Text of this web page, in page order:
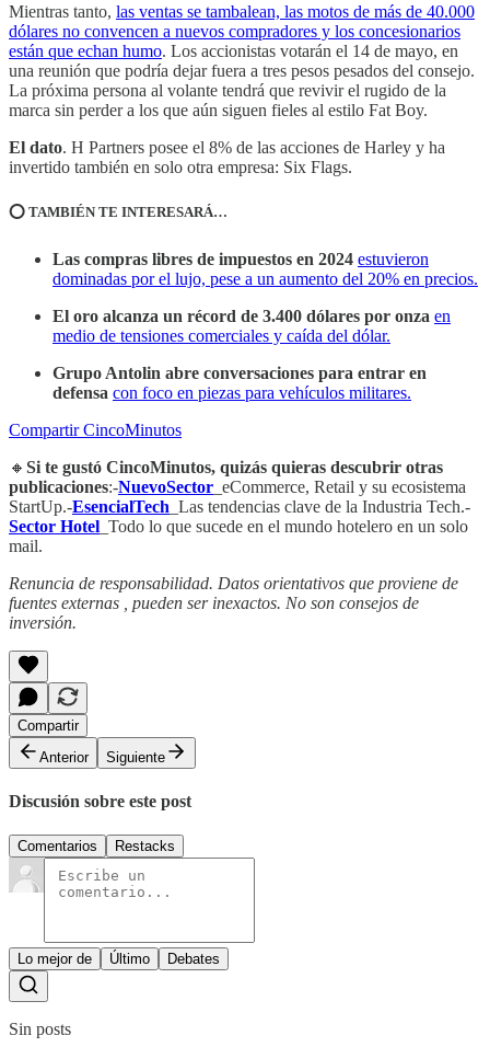
Mientras tanto, las ventas se tambalean, las motos de más de 40.000
dólares no convencen a nuevos compradores y los concesionarios
están que echan humo. Los accionistas votarán el 14 de mayo, en
una reunión que podría dejar fuera a tres pesos pesados del consejo.
La próxima persona al volante tendrá que revivir el rugido de la
marca sin perder a los que aún siguen fieles al estilo Fat Boy.
El dato. H Partners posee el 8% de las acciones de Harley y ha
invertido también en solo otra empresa: Six Flags.
⭕️ TAMBIÉN TE INTERESARÁ…
Las compras libres de impuestos en 2024 estuvieron
dominadas por el lujo, pese a un aumento del 20% en precios.
El oro alcanza un récord de 3.400 dólares por onza en
medio de tensiones comerciales y caída del dólar.
Grupo Antolin abre conversaciones para entrar en
defensa con foco en piezas para vehículos militares.
Compartir CincoMinutos
🔸 Si te gustó CincoMinutos, quizás quieras descubrir otras
publicaciones:-NuevoSector _eCommerce, Retail y su ecosistema
StartUp.-EsencialTech _Las tendencias clave de la Industria Tech.-
Sector Hotel _Todo lo que sucede en el mundo hotelero en un solo
mail.
Renuncia de responsabilidad. Datos orientativos que proviene de
fuentes externas , pueden ser inexactos. No son consejos de
inversión.
Compartir
Anterior
Siguiente
Discusión sobre este post
Comentarios Restacks
Lo mejor de Último Debates
Sin posts